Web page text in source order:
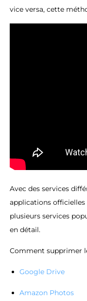
vice versa, cette
Avec des services
applications
plusieurs services
en détail.
Comment supprimer
Google Drive
Amazon Photos